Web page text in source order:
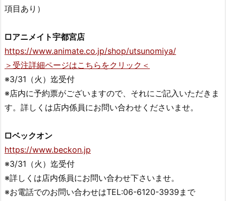
項目あり）
□アニメイト宇都宮店
https://www.animate.co.jp/shop/utsunomiya/
＞受注詳細ページはこちらをクリック＜
※3/31（火）迄受付
※店内に予約票がございますので、それにご記入いただきま
す。詳しくは店内係員にお問い合わせくださいませ。
□ベックオン
https://www.beckon.jp
※3/31（火）迄受付
※詳しくは店内係員にお問い合わせ下さいませ。
※お電話でのお問い合わせはTEL:06-6120-3939まで